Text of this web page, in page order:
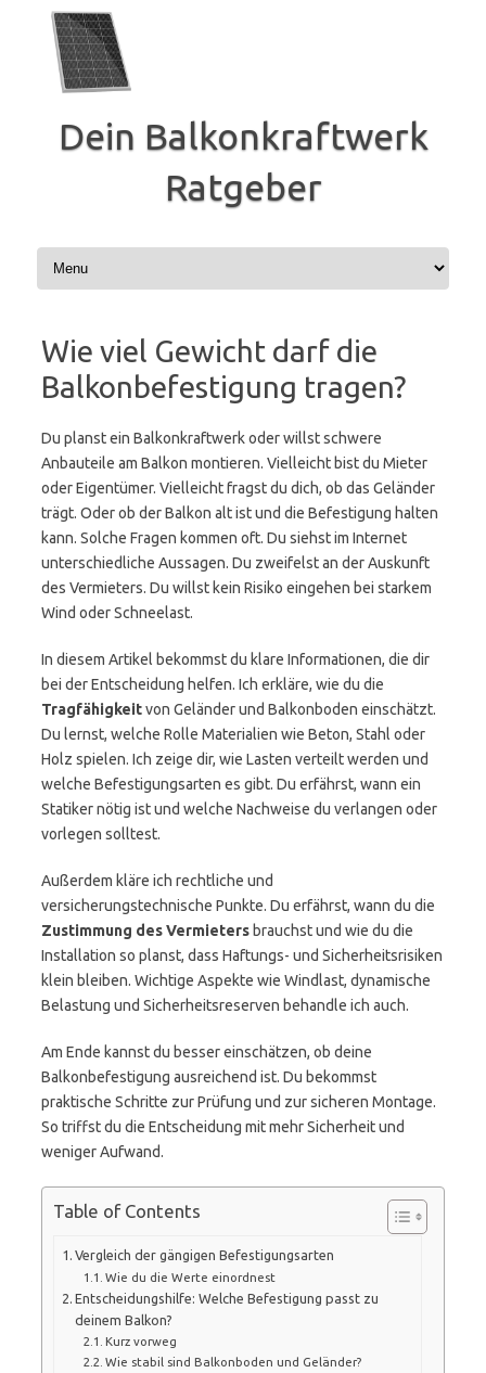
Inhalt
springen
Dein Balkonkraftwerk
Ratgeber
Wie viel Gewicht darf die
Balkonbefestigung tragen?
Du planst ein Balkonkraftwerk oder willst schwere
Anbauteile am Balkon montieren. Vielleicht bist du Mieter
oder Eigentümer. Vielleicht fragst du dich, ob das Geländer
trägt. Oder ob der Balkon alt ist und die Befestigung halten
kann. Solche Fragen kommen oft. Du siehst im Internet
unterschiedliche Aussagen. Du zweifelst an der Auskunft
des Vermieters. Du willst kein Risiko eingehen bei starkem
Wind oder Schneelast.
In diesem Artikel bekommst du klare Informationen, die dir
bei der Entscheidung helfen. Ich erkläre, wie du die
Tragfähigkeitvon Geländer und Balkonboden einschätzt.
Du lernst, welche Rolle Materialien wie Beton, Stahl oder
Holz spielen. Ich zeige dir, wie Lasten verteilt werden und
welche Befestigungsarten es gibt. Du erfährst, wann ein
Statiker nötig ist und welche Nachweise du verlangen oder
vorlegen solltest.
Außerdem kläre ich rechtliche und
versicherungstechnische Punkte. Du erfährst, wann du die
Zustimmung des Vermieters brauchst und wie du die
Installation so planst, dass Haftungs- und Sicherheitsrisiken
klein bleiben. Wichtige Aspekte wie Windlast, dynamische
Belastung und Sicherheitsreserven behandle ich auch.
Am Ende kannst du besser einschätzen, ob deine
Balkonbefestigung ausreichend ist. Du bekommst
praktische Schritte zur Prüfung und zur sicheren Montage.
So triffst du die Entscheidung mit mehr Sicherheit und
weniger Aufwand.
Table of Contents
Vergleich der gängigen Befestigungsarten
Wie du die Werte einordnest
Entscheidungshilfe: Welche Befestigung passt zu
deinem Balkon?
Kurz vorweg
Wie stabil sind Balkonboden und Geländer?